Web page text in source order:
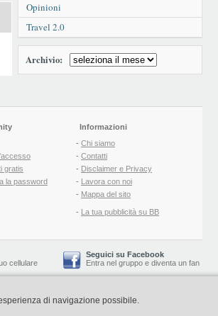
Opinioni
Travel 2.0
Archivio:
gratis
la password
Informazioni
- Chi siamo
- Contatti
- Disclaimer e Privacy
- Lavora con noi
- Mappa del sito
- La tua pubblicità su BB
cellulare
Seguici su Facebook
Entra nel gruppo e diventa un fan
-Booking Blog™ -Il blog del Web Marketing Turistico
di navigazione possibile.